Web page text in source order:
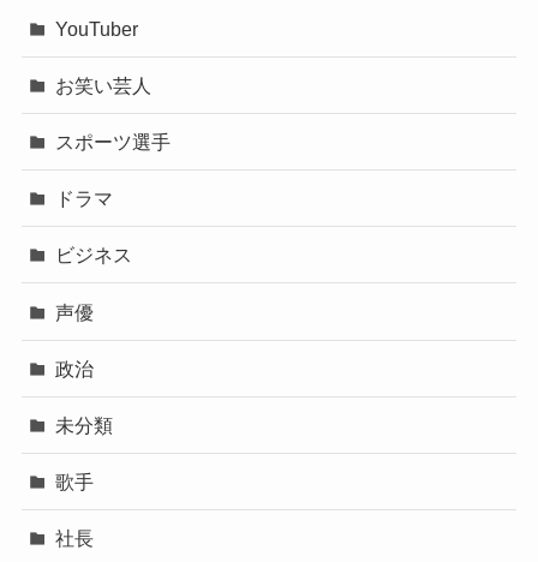
YouTuber
お笑い芸人
スポーツ選手
ドラマ
ビジネス
声優
政治
未分類
歌手
社長